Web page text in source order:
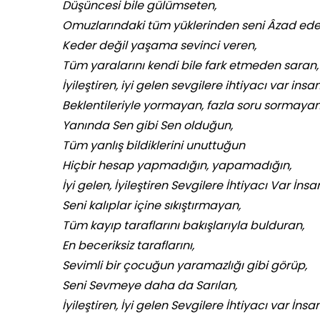
Düşüncesi bile gülümseten,
Omuzlarındaki tüm yüklerinden seni Âzad
Keder değil yaşama sevinci veren,
Tüm yaralarını kendi bile fark etmeden saran,
İyileştiren, iyi gelen sevgilere ihtiyacı var
Beklentileriyle yormayan, fazla soru
Yanında Sen gibi Sen olduğun,
Tüm yanlış bildiklerini unuttuğun
Hiçbir hesap yapmadığın, yapamadığın,
İyi gelen, İyileştiren Sevgilere İhtiyacı Var
Seni kalıplar içine sıkıştırmayan,
Tüm kayıp taraflarını bakışlarıyla bulduran,
En beceriksiz taraflarını,
Sevimli bir çocuğun yaramazlığı gibi görüp,
Seni Sevmeye daha da Sarılan,
İyileştiren, İyi gelen Sevgilere İhtiyacı var